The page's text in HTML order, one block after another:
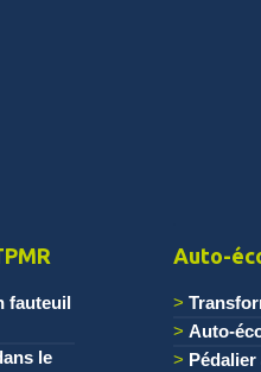
fauteuil
le
Auto-
Auto-